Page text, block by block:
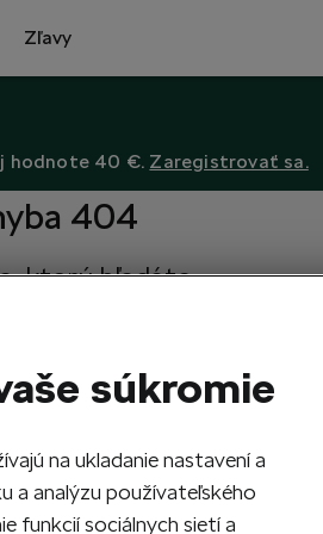
Zľavy
hodnote 40 €. Zaregistrovať sa.
404
ktorú hľadáte,
súkromie
na ukladanie nastavení a
a analýzu používateľského
funkcií sociálnych sietí a